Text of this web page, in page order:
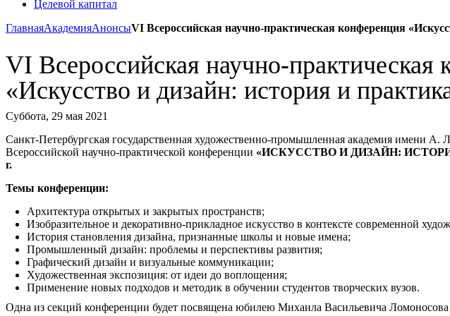
Целевой капитал
ГлавнаяАкадемияАнонсыVI Всероссийская научно-практическая конференция
VI Всероссийская научно-практическая
«Искусство и дизайн: история и
Суббота, 29 мая 2021
Санкт-Петербургская государственная художественно-промышленная академия имени А.
Всероссийской научно-практической конференции «ИСКУССТВО И ДИЗАЙН:
г.
Темы конференции:
Архитектура открытых и закрытых пространств;
Изобразительное и декоративно-прикладное искусство в контексте современной
История становления дизайна, признанные школы и новые имена;
Промышленный дизайн: проблемы и перспективы развития;
Графический дизайн и визуальные коммуникации;
Художественная экспозиция: от идеи до воплощения;
Применение новых подходов и методик в обучении студентов творческих вузов.
Одна из секций конференции будет посвящена юбилею Михаила Васильевича Ломоносова